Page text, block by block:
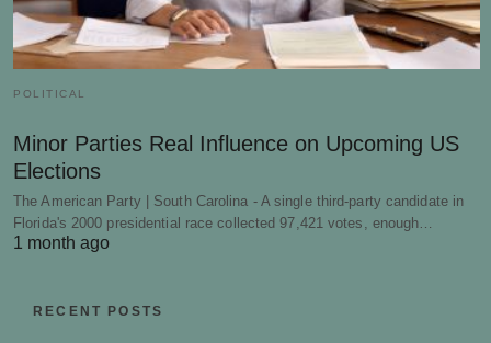
POLITICAL
Minor Parties Real Influence on Upcoming US
Elections
The American Party | South Carolina - A single third-party candidate in
Florida's 2000 presidential race collected 97,421 votes, enough…
1 month ago
RECENT POSTS